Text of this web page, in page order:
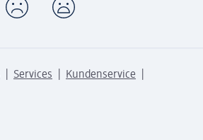
Services
Kundenservice